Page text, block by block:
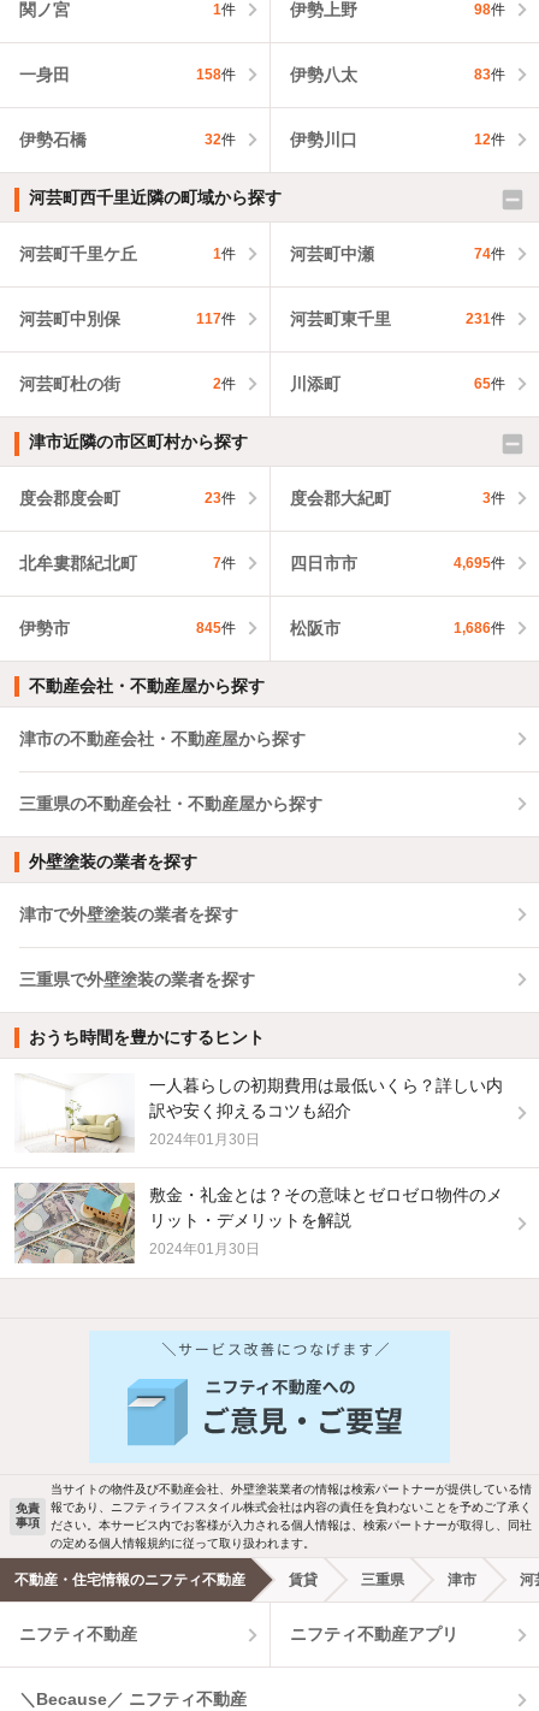
関ノ宮 1件 伊勢上野 98件
一身田 158件 伊勢八太 83件
伊勢石橋 32件 伊勢川口 12件
河芸町西千里近隣の町域から探す
河芸町千里ケ丘 1件 河芸町中瀬 74件
河芸町中別保 117件 河芸町東千里 231件
河芸町杜の街 2件 川添町 65件
津市近隣の市区町村から探す
度会郡度会町 23件 度会郡大紀町 3件
北牟婁郡紀北町 7件 四日市市 4,695件
伊勢市 845件 松阪市 1,686件
不動産会社・不動産屋から探す
津市の不動産会社・不動産屋から探す
三重県の不動産会社・不動産屋から探す
外壁塗装の業者を探す
津市で外壁塗装の業者を探す
三重県で外壁塗装の業者を探す
おうち時間を豊かにするヒント
一人暮らしの初期費用は最低いくら？詳しい内
訳や安く抑えるコツも紹介
2024年01月30日
敷金・礼金とは？その意味とゼロゼロ物件のメ
リット・デメリットを解説
2024年01月30日
バス・トイレ別 2階以上
洗濯機置場あり 独立洗面台
エアコンあり 都市ガス
温水洗浄便座 オートロック
コンロ2口以上
免責
事項
当サイトの物件及び不動産会社、外壁塗装業者の情報は検索パートナーが提供している情
報であり、ニフティライフスタイル株式会社は内容の責任を負わないことを予めご了承く
ださい。本サービス内でお客様が入力される個人情報は、検索パートナーが取得し、同社
の定める個人情報規約に従って取り扱われます。
不動産・住宅情報のニフティ不動産 賃貸 三重県 津市 河
ニフティ不動産 ニフティ不動産アプリ
＼Because／ ニフティ不動産